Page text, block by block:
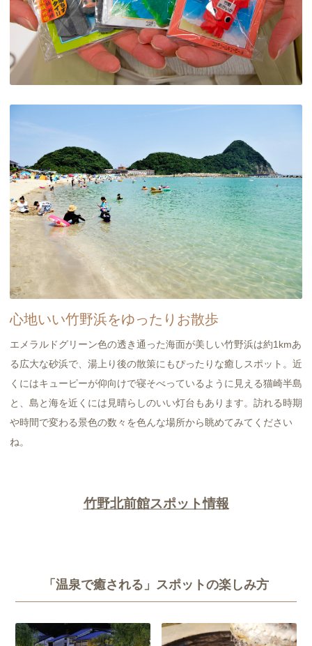
心地いい竹野浜をゆったりお散歩
エメラルドグリーン色の透き通った海面が美しい竹野浜は約1kmあ
る広大な砂浜で、湯上り後の散策にもぴったりな癒しスポット。近
くにはキューピーが仰向けで寝そべっているように見える猫崎半島
と、島と海を近くには見晴らしのいい灯台もあります。訪れる時期
や時間で変わる景色の数々を色んな場所から眺めてみてください
ね。
竹野北前館スポット情報
「温泉で癒される」スポットの楽しみ方